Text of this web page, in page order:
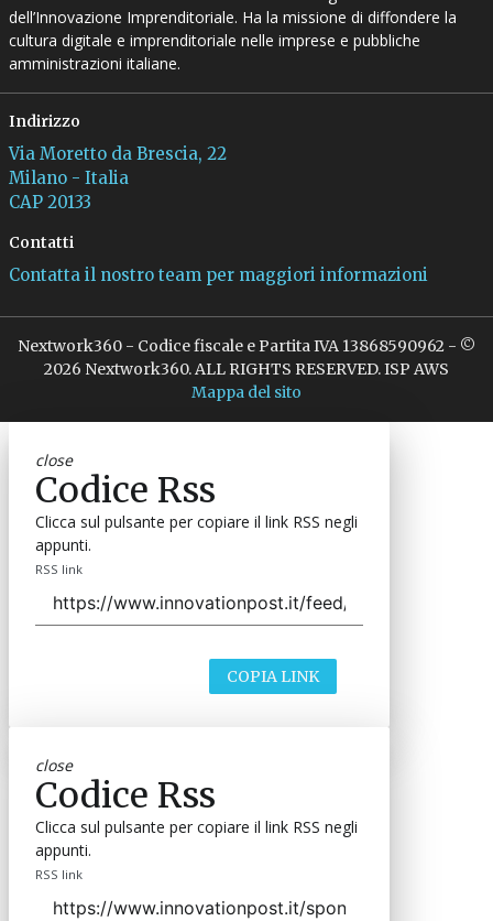
dell’Innovazione Imprenditoriale. Ha la missione di diffondere la
cultura digitale e imprenditoriale nelle imprese e pubbliche
amministrazioni italiane.
Indirizzo
Via Moretto da Brescia, 22
Milano - Italia
CAP 20133
Contatti
Contatta il nostro team per maggiori informazioni
Nextwork360 - Codice fiscale e Partita IVA 13868590962 - ©
2026 Nextwork360. ALL RIGHTS RESERVED. ISP AWS
Mappa del sito
close
Codice Rss
Clicca sul pulsante per copiare il link RSS negli
appunti.
RSS link
COPIA LINK
close
Codice Rss
Clicca sul pulsante per copiare il link RSS negli
appunti.
RSS link